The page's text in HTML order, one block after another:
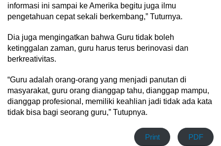
informasi ini sampai ke Amerika begitu juga ilmu
pengetahuan cepat sekali berkembang,” Tuturnya.
Dia juga mengingatkan bahwa Guru tidak boleh
ketinggalan zaman, guru harus terus berinovasi dan
berkreativitas.
“Guru adalah orang-orang yang menjadi panutan di
masyarakat, guru orang dianggap tahu, dianggap mampu,
dianggap profesional, memiliki keahlian jadi tidak ada kata
tidak bisa bagi seorang guru,” Tutupnya.
Print PDF